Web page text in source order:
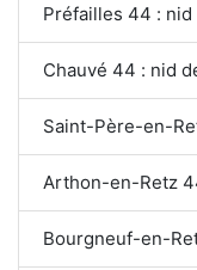
Préfailles 44 :
Chauvé 44 : nid
Saint-Père-en-
Arthon-en-Retz
Bourgneuf-en-